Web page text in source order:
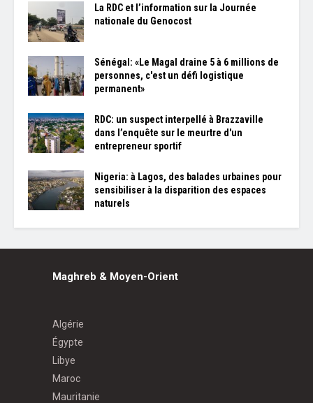
La RDC et l’information sur la Journée
nationale du Genocost
Sénégal: «Le Magal draine 5 à 6 millions de
personnes, c'est un défi logistique
permanent»
RDC: un suspect interpellé à Brazzaville
dans l’enquête sur le meurtre d'un
entrepreneur sportif
Nigeria: à Lagos, des balades urbaines pour
sensibiliser à la disparition des espaces
naturels
Maghreb & Moyen-Orient
Algérie
Égypte
Libye
Maroc
Mauritanie